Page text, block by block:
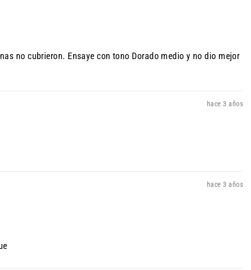
no cubrieron. Ensaye con tono Dorado medio y no dio mejor
hace 3 años
hace 3 años